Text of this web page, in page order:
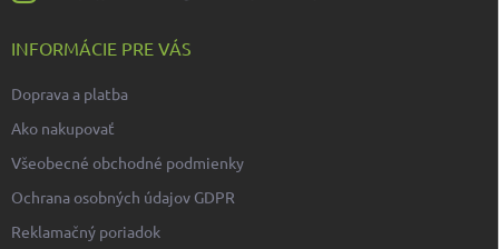
INFORMÁCIE PRE VÁS
Doprava a platba
Ako nakupovať
Všeobecné obchodné podmienky
Ochrana osobných údajov GDPR
Reklamačný poriadok